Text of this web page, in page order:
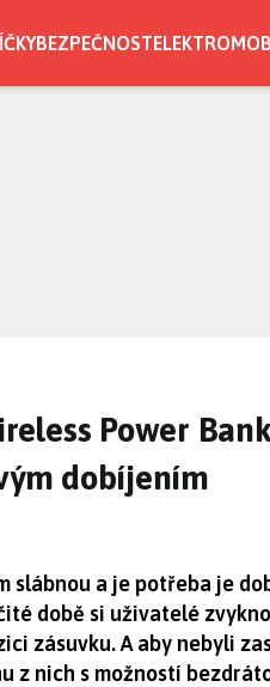
BEZPEČNOST
Power
dobíjením
slábnou a je potřeba je
době si uživatelé
zásuvku. A aby nebyli
z nich s možností